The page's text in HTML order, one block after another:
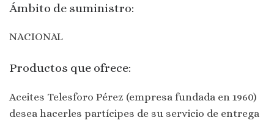
Ámbito de suministro:
NACIONAL
Productos que ofrece:
Aceites Telesforo Pérez (empresa fundada en 1960)
desea hacerles partícipes de su servicio de entrega